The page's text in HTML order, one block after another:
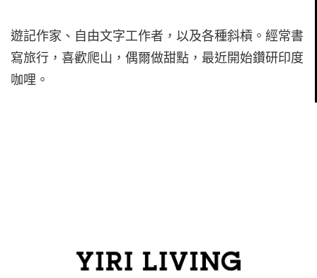
遊記作家、自由文字工作者，以及各種斜槓。經常書
寫旅行，喜歡爬山，偶爾做甜點，最近開始鑽研印度
咖哩。